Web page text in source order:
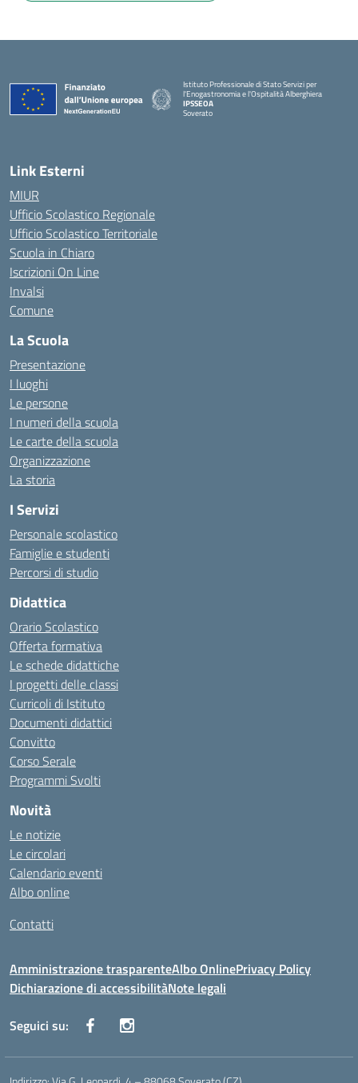
Istituto Professionale di Stato Servizi per
l'Enogastronomia e l'Ospitalità Alberghiera
IPSSEOA
Soverato
Link Esterni
MIUR
Ufficio Scolastico Regionale
Ufficio Scolastico Territoriale
Scuola in Chiaro
Iscrizioni On Line
Invalsi
Comune
La Scuola
Presentazione
I luoghi
Le persone
I numeri della scuola
Le carte della scuola
Organizzazione
La storia
I Servizi
Personale scolastico
Famiglie e studenti
Percorsi di studio
Didattica
Orario Scolastico
Offerta formativa
Le schede didattiche
I progetti delle classi
Curricoli di Istituto
Documenti didattici
Convitto
Corso Serale
Programmi Svolti
Novità
Le notizie
Le circolari
Calendario eventi
Albo online
Contatti
Amministrazione trasparenteAlbo OnlinePrivacy Policy
Dichiarazione di accessibilitàNote legali
Seguici su: